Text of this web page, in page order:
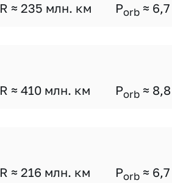
R ≈ 235 млн. км Porb ≈ 6,7
R ≈ 410 млн. км Porb ≈ 8,8
R ≈ 216 млн. км Porb ≈ 6,7